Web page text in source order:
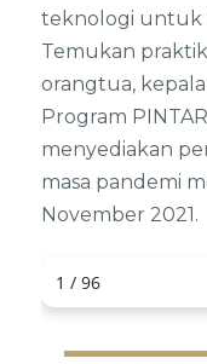
teknologi untuk
Temukan
orangtua,
Program
menyediakan
masa pandemi
November 2021.
1 / 96